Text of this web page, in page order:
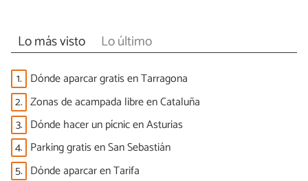
Lo más visto Lo último
1. Dónde aparcar gratis en Tarragona
2. Zonas de acampada libre en Cataluña
3. Dónde hacer un pícnic en Asturias
4. Parking gratis en San Sebastián
5. Dónde aparcar en Tarifa